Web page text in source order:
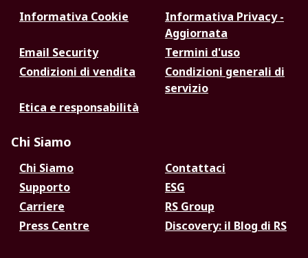
Informativa Cookie
Informativa Privacy -
Aggiornata
Email Security
Termini d'uso
Condizioni di vendita
Condizioni generali di
servizio
Etica e responsabilità
Chi Siamo
Chi Siamo
Contattaci
Supporto
ESG
Carriere
RS Group
Press Centre
Discovery: il Blog di RS